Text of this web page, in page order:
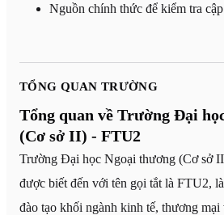
Nguồn chính thức để kiểm tra
TỔNG QUAN TRƯỜNG
Tổng quan về Trường Đại
(Cơ sở II) - FTU2
Trường Đại học Ngoại thương (Cơ sở
được biết đến với tên gọi tắt là FTU2,
đào tạo khối ngành kinh tế, thương